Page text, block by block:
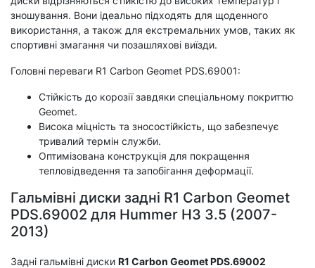
зношування. Вони ідеально підходять для щоденного
використання, а також для екстремальних умов, таких як
спортивні змагання чи позашляхові виїзди.
Головні переваги R1 Carbon Geomet PDS.69001:
Стійкість до корозії завдяки спеціальному покриттю
Geomet.
Висока міцність та зносостійкість, що забезпечує
тривалий термін служби.
Оптимізована конструкція для покращення
тепловідведення та запобігання деформації.
Гальмівні диски задні R1 Carbon Geomet
PDS.69002 для Hummer H3 3.5 (2007-
2013)
Задні гальмівні диски R1 Carbon Geomet PDS.69002